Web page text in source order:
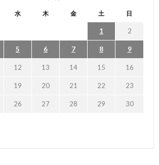
水 木 金 土 日
1 2
5 6 7 8 9
12 13 14 15 16
19 20 21 22 23
26 27 28 29 30